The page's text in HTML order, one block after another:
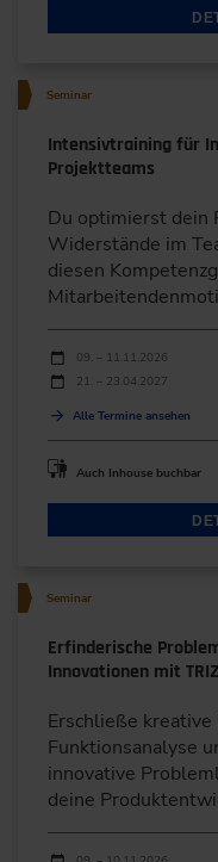
Seminar
Intensivtraining für
Projektteams
Du optimierst dein
Widerstände im
diesen
Durchführungen
Veranstaltungsdatum
09. – 11.11.2026
21. – 23.04.2027
Alle Termine ansehen
Auch Inhouse buchbar
Seminar
Erfinderische
Innovationen mit TRIZ
Erschließe
Funktionsanalyse
innovative
deine
Durchführungen